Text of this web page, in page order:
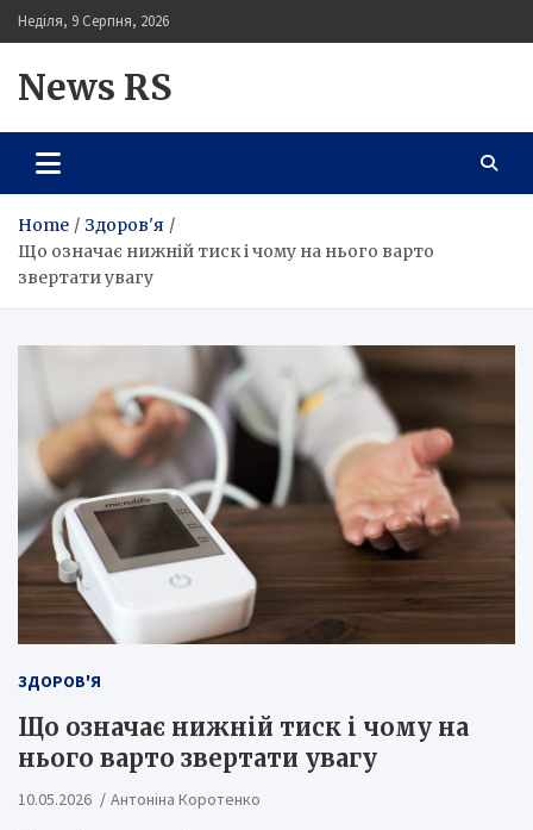
Skip
to
Неділя, 9 Серпня, 2026
News RS
Home
Здоров'я
Що означає нижній тиск і чому на нього варто
звертати увагу
ЗДОРОВ'Я
Що означає нижній тиск і чому на
нього варто звертати увагу
10.05.2026 Антоніна Коротенко